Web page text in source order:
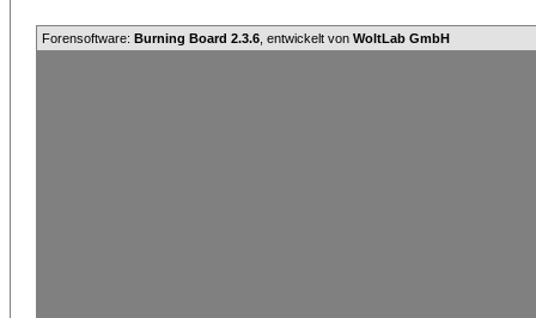
Forensoftware: Burning Board 2.3.6 , entwickelt von WoltLab GmbH